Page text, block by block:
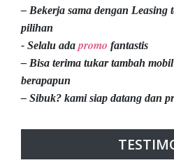
– Bekerja sama dengan Leasing
pilihan
- Selalu ada promo fantastis
– Bisa terima tukar tambah
berapapun
– Sibuk? kami siap datang dan